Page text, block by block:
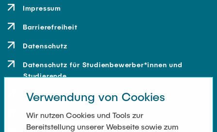
Impressum
Barrierefreiheit
Datenschutz
Datenschutz für Studienbewerber*innen und
Studierende
Kontakt
Anfahrt
Verwendung von Cookies
Wir nutzen Cookies und Tools zur
Bereitstellung unserer Webseite sowie zum